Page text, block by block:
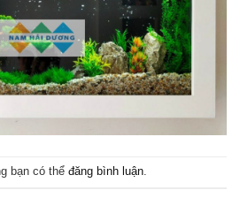
bạn có thể đăng bình luận.